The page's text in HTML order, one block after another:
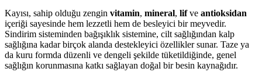
Kayısı, sahip olduğu zengin vitamin, mineral, lifve antioksidan
içeriği sayesinde hem lezzetli hem de besleyici bir meyvedir.
Sindirim sisteminden bağışıklık sistemine, cilt sağlığından kalp
sağlığına kadar birçok alanda destekleyici özellikler sunar. Taze ya
da kuru formda düzenli ve dengeli şekilde tüketildiğinde, genel
sağlığın korunmasına katkı sağlayan doğal bir besin kaynağıdır.